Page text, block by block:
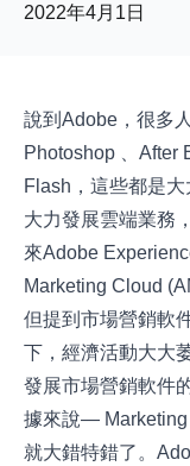
2022年4月1日
說到Adobe，很多
Photoshop 、After
Flash，這些都是
大力發展雲端業務
來Adobe
Marketing Cloud
但提到市場營銷軟
下，經濟活動大大
發展市場營銷軟件
據來說— Marketing
就大錯特錯了。